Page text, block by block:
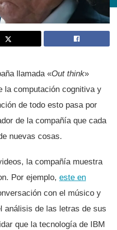
llamada «Out think»
la computación cognitiva y
de todo esto pasa por
de la compañí­a que cada
nuevas cosas.
la compañí­a muestra
Por ejemplo, este en
con el músico y
análisis de las letras de sus
que la tecnologí­a de IBM